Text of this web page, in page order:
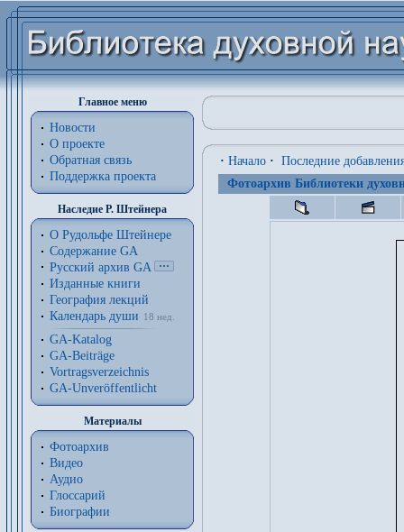
Главное меню
Новости
О проекте
Обратная связь
Поддержка проекта
Наследие Р. Штейнера
О Рудольфе Штейнере
Содержание GA
Русский архив GA
Изданные книги
География лекций
Календарь души
18 нед.
GA-Katalog
GA-Beiträge
Vortragsverzeichnis
GA-Unveröffentlicht
Материалы
Фотоархив
Видео
Аудио
Глоссарий
Биографии
· Начало · Последние
Фотоархив Библиотеки